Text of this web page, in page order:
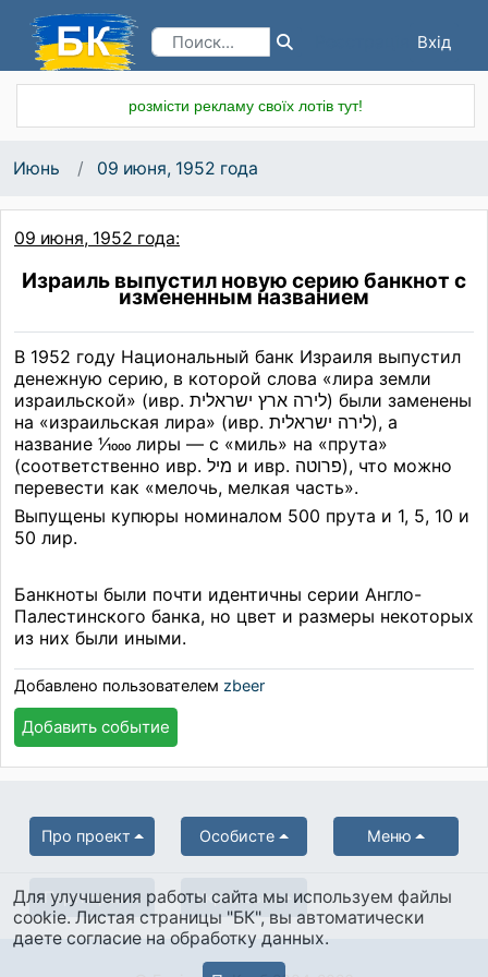
Вхід
розмісти рекламу своїх лотів тут!
Июнь 09 июня, 1952 года
09 июня, 1952 года:
Израиль выпустил новую серию банкнот с
измененным названием
В 1952 году Национальный банк Израиля выпустил
денежную серию, в которой слова «лира земли
לירה ארץ ישראלית
לירה ישראלית
название 1⁄1000 лиры — с «миль» на «прута»
מיל פרוטה
перевести как «мелочь, мелкая часть».
Выпущены купюры номиналом 500 прута и 1, 5, 10 и
50 лир.
Банкноты были почти идентичны серии Англо-
Палестинского банка, но цвет и размеры некоторых
из них были иными.
Добавлено пользователем zbeer
Добавить событие
Про проект Особисте Меню
Партнерам Українська
Для улучшения работы сайта мы используем файлы
cookie. Листая страницы "БК", вы автоматически
даете согласие на обработку данных.